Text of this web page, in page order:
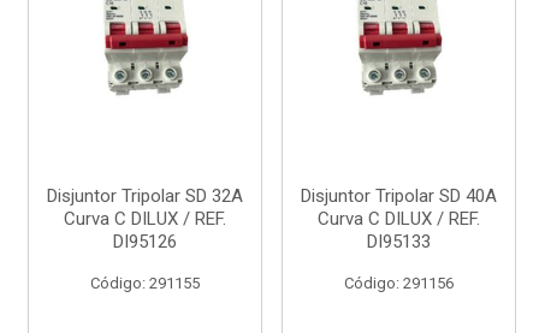
Disjuntor Tripolar SD 32A
Curva C DILUX / REF.
DI95126
Código: 291155
Disjuntor Tripolar SD 40A
Curva C DILUX / REF.
DI95133
Código: 291156